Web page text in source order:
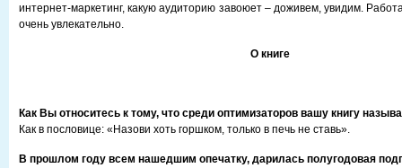
интернет-маркетинг, какую аудиторию завоюет – доживем, увидим.
очень увлекательно.
О книге
Как Вы относитесь к тому, что среди оптимизаторов вашу книгу
Как в пословице: «Назови хоть горшком, только в печь не ставь».
В прошлом году всем нашедшим опечатку, дарилась полугодовая